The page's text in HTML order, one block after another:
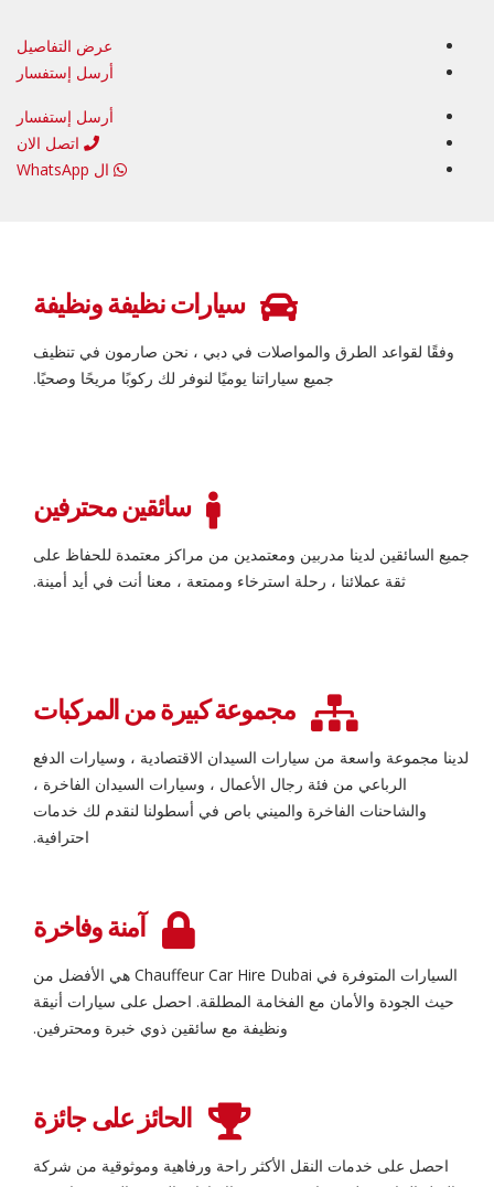
عرض التفاصيل
أرسل إستفسار
أرسل إستفسار
اتصل الان
ال WhatsApp
سيارات نظيفة ونظيفة
وفقًا لقواعد الطرق والمواصلات في دبي ، نحن صارمون في تنظيف
جميع سياراتنا يوميًا لنوفر لك ركوبًا مريحًا وصحيًا.
سائقين محترفين
جميع السائقين لدينا مدربين ومعتمدين من مراكز معتمدة للحفاظ على
ثقة عملائنا ، رحلة استرخاء وممتعة ، معنا أنت في أيد أمينة.
مجموعة كبيرة من المركبات
لدينا مجموعة واسعة من سيارات السيدان الاقتصادية ، وسيارات الدفع
الرباعي من فئة رجال الأعمال ، وسيارات السيدان الفاخرة ،
والشاحنات الفاخرة والميني باص في أسطولنا لنقدم لك خدمات
احترافية.
آمنة وفاخرة
السيارات المتوفرة في Chauffeur Car Hire Dubai هي الأفضل من
حيث الجودة والأمان مع الفخامة المطلقة. احصل على سيارات أنيقة
ونظيفة مع سائقين ذوي خبرة ومحترفين.
الحائز على جائزة
احصل على خدمات النقل الأكثر راحة ورفاهية وموثوقية من شركة